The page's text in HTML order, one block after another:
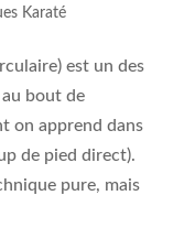
Karaté
est un des
au bout de
on apprend dans
de pied direct).
pure, mais